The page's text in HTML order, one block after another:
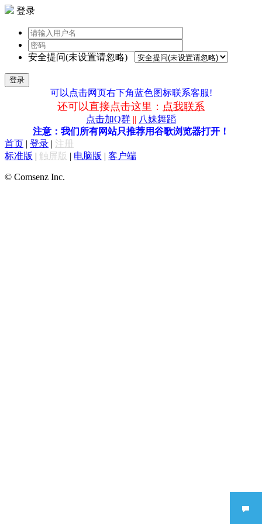
登录
安全提问(未设置请忽略)
登录
可以点击网页右下角蓝色图标联系客服!
还可以直接点击这里： 点我联系
点击加Q群 || 八妹舞蹈
注意：我们所有网站只推荐用谷歌浏览器打开！
首页 | 登录 | 注册
标准版 | 触屏版 | 电脑版 | 客户端
© Comsenz Inc.